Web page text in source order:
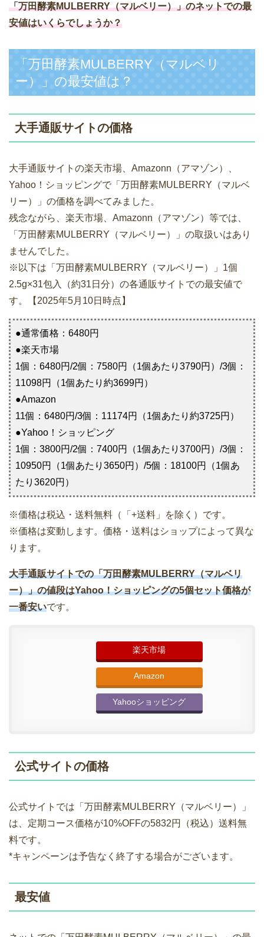
「万田酵素MULBERRY（マルベリー）」のネットでの最
安値はいくらでしょうか？
「万田酵素MULBERRY（マルベリ
ー）」の最安値は？
大手通販サイトの価格
大手通販サイトの楽天市場、Amazonn（アマゾン）、
Yahoo！ショッピングで「万田酵素MULBERRY（マルベ
リー）」の価格を調べてみました。
残念ながら、楽天市場、Amazonn（アマゾン）等では、
「万田酵素MULBERRY（マルベリー）」の取扱いはあり
ませんでした。
※以下は「万田酵素MULBERRY（マルベリー）」1個
2.5g×31包入（約31日分）の各通販サイトでの最安値で
す。【2025年5月10日時点】
●通常価格：6480円
●楽天市場
1個：6480円/2個：7580円（1個あたり3790円）/3個：
11098円（1個あたり約3699円）
●Amazon
11個：6480円/3個：11174円（1個あたり約3725円）
●Yahoo！ショッピング
1個：3800円/2個：7400円（1個あたり3700円）/3個：
10950円（1個あたり3650円）/5個：18100円（1個あ
たり3620円）
※価格は税込・送料無料（「+送料」を除く）です。
※価格は変動します。価格・送料はショップによって異な
ります。
大手通販サイトでの「万田酵素MULBERRY（マルベリ
ー）」の値段はYahoo！ショッピングの5個セット価格が
一番安いです。
楽天市場
Amazon
Yahooショッピング
公式サイトの価格
公式サイトでは「万田酵素MULBERRY（マルベリー）」
は、定期コース価格が10%OFFの5832円（税込）送料無
料です。
*キャンペーンは予告なく終了する場合がございます。
最安値